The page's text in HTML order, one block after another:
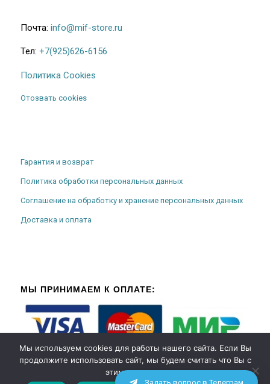
Почта: info@mif-store.ru
Тел: +7(925)626-6156
Политика Cookies
Отозвать cookies
Гарантия и возврат
Политика обработки персональных данных
Соглашение на обработку и хранение персональных данных
Доставка и оплата
МЫ ПРИНИМАЕМ К ОПЛАТЕ:
Задать вопрос в Телеграм
Мы используем cookies для работы нашего сайта. Если Вы
продолжите использовать сайт, мы будем считать что Вы с
этим согласны.